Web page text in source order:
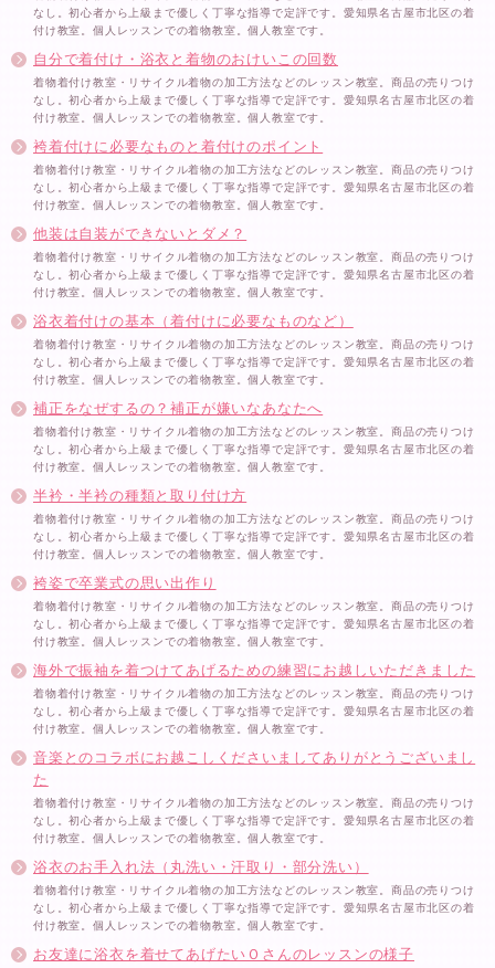
なし。初心者から上級まで優しく丁寧な指導で定評です。愛知県名古屋市北区の着
付け教室。個人レッスンでの着物教室。個人教室です。
自分で着付け・浴衣と着物のおけいこの回数
着物着付け教室・リサイクル着物の加工方法などのレッスン教室。商品の売りつけ
なし。初心者から上級まで優しく丁寧な指導で定評です。愛知県名古屋市北区の着
付け教室。個人レッスンでの着物教室。個人教室です。
袴着付けに必要なものと着付けのポイント
着物着付け教室・リサイクル着物の加工方法などのレッスン教室。商品の売りつけ
なし。初心者から上級まで優しく丁寧な指導で定評です。愛知県名古屋市北区の着
付け教室。個人レッスンでの着物教室。個人教室です。
他装は自装ができないとダメ？
着物着付け教室・リサイクル着物の加工方法などのレッスン教室。商品の売りつけ
なし。初心者から上級まで優しく丁寧な指導で定評です。愛知県名古屋市北区の着
付け教室。個人レッスンでの着物教室。個人教室です。
浴衣着付けの基本（着付けに必要なものなど）
着物着付け教室・リサイクル着物の加工方法などのレッスン教室。商品の売りつけ
なし。初心者から上級まで優しく丁寧な指導で定評です。愛知県名古屋市北区の着
付け教室。個人レッスンでの着物教室。個人教室です。
補正をなぜするの？補正が嫌いなあなたへ
着物着付け教室・リサイクル着物の加工方法などのレッスン教室。商品の売りつけ
なし。初心者から上級まで優しく丁寧な指導で定評です。愛知県名古屋市北区の着
付け教室。個人レッスンでの着物教室。個人教室です。
半衿・半衿の種類と取り付け方
着物着付け教室・リサイクル着物の加工方法などのレッスン教室。商品の売りつけ
なし。初心者から上級まで優しく丁寧な指導で定評です。愛知県名古屋市北区の着
付け教室。個人レッスンでの着物教室。個人教室です。
袴姿で卒業式の思い出作り
着物着付け教室・リサイクル着物の加工方法などのレッスン教室。商品の売りつけ
なし。初心者から上級まで優しく丁寧な指導で定評です。愛知県名古屋市北区の着
付け教室。個人レッスンでの着物教室。個人教室です。
海外で振袖を着つけてあげるための練習にお越しいただきました
着物着付け教室・リサイクル着物の加工方法などのレッスン教室。商品の売りつけ
なし。初心者から上級まで優しく丁寧な指導で定評です。愛知県名古屋市北区の着
付け教室。個人レッスンでの着物教室。個人教室です。
音楽とのコラボにお越こしくださいましてありがとうございまし
た
着物着付け教室・リサイクル着物の加工方法などのレッスン教室。商品の売りつけ
なし。初心者から上級まで優しく丁寧な指導で定評です。愛知県名古屋市北区の着
付け教室。個人レッスンでの着物教室。個人教室です。
浴衣のお手入れ法（丸洗い・汗取り・部分洗い）
着物着付け教室・リサイクル着物の加工方法などのレッスン教室。商品の売りつけ
なし。初心者から上級まで優しく丁寧な指導で定評です。愛知県名古屋市北区の着
付け教室。個人レッスンでの着物教室。個人教室です。
お友達に浴衣を着せてあげたいＯさんのレッスンの様子